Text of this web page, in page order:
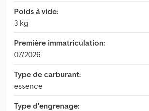
Poids à vide:
3 kg
Première immatriculation:
07/2026
Type de carburant:
essence
Type d'engrenage: